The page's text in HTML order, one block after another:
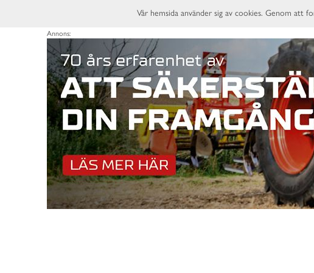
Annons:
Vår hemsida använder sig av cookies. Genom att